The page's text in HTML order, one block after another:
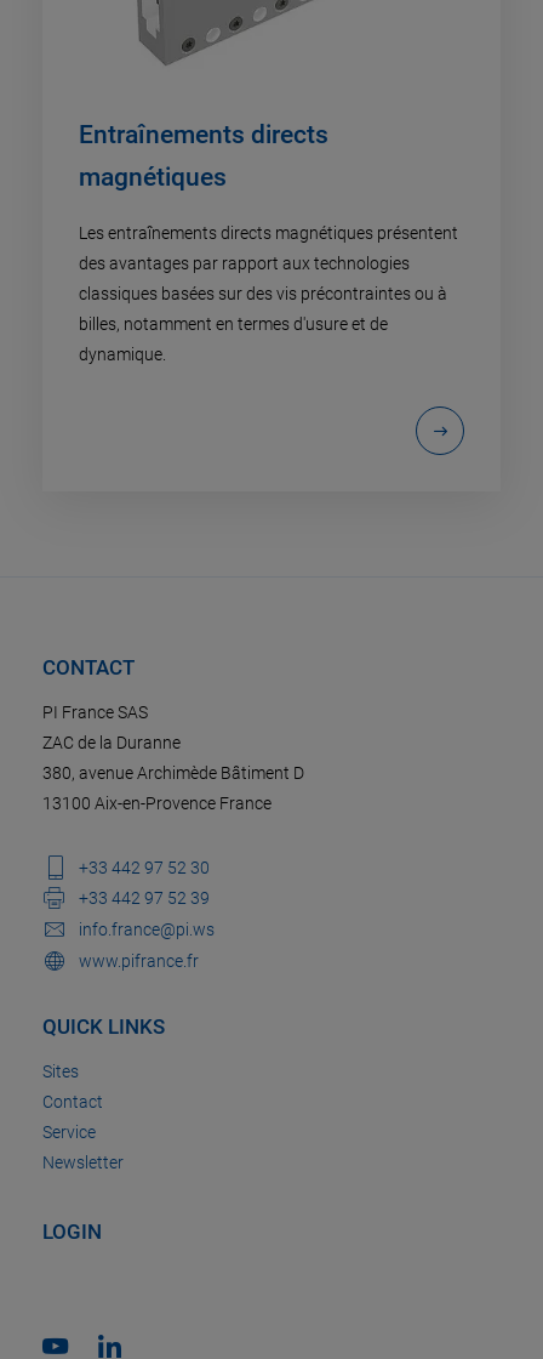
Entraînements directs
magnétiques
Les entraînements directs magnétiques présentent
des avantages par rapport aux technologies
classiques basées sur des vis précontraintes ou à
billes, notamment en termes d'usure et de
dynamique.
CONTACT
PI France SAS
ZAC de la Duranne
380, avenue Archimède Bâtiment D
13100 Aix-en-Provence France
+33 442 97 52 30
+33 442 97 52 39
info.france@pi.ws
www.pifrance.fr
QUICK LINKS
Sites
Contact
Service
Newsletter
LOGIN